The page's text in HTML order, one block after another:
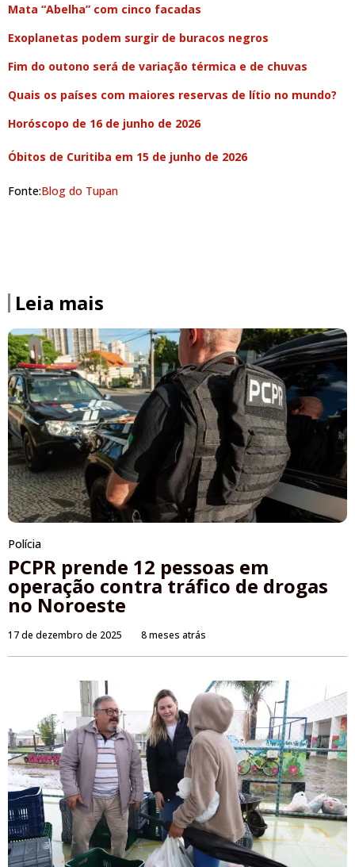
Mata “Abelha” com cinco facadas
Exoplanetas podem surgir de buracos negros
Fim do outono será de variação térmica e de chuvas
Quais os países com maiores reservas de lítio no mundo?
Horóscopo de 16 de junho de 2026
Óbitos de Curitiba em 15 de junho de 2026
Fonte:Blog do Tupan
Leia mais
Polícia
PCPR prende 12 pessoas em
operação contra tráfico de drogas
no Noroeste
17 de dezembro de 2025 8 meses atrás